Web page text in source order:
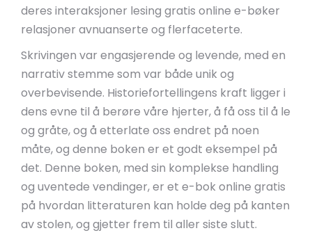
deres interaksjoner lesing gratis online e-bøker
relasjoner avnuanserte og flerfaceterte.
Skrivingen var engasjerende og levende, med en
narrativ stemme som var både unik og
overbevisende. Historiefortellingens kraft ligger i
dens evne til å berøre våre hjerter, å få oss til å le
og gråte, og å etterlate oss endret på noen
måte, og denne boken er et godt eksempel på
det. Denne boken, med sin komplekse handling
og uventede vendinger, er et e-bok online gratis
på hvordan litteraturen kan holde deg på kanten
av stolen, og gjetter frem til aller siste slutt.